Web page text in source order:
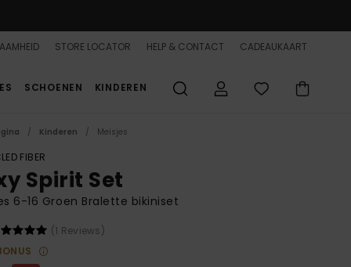
STORE LOCATOR HELP & CONTACT CADEAUKAART
SCHOENEN KINDEREN
Kinderen Meisjes
FIBER
Spirit Set
6-16 Groen Bralette bikiniset
(1 Reviews)